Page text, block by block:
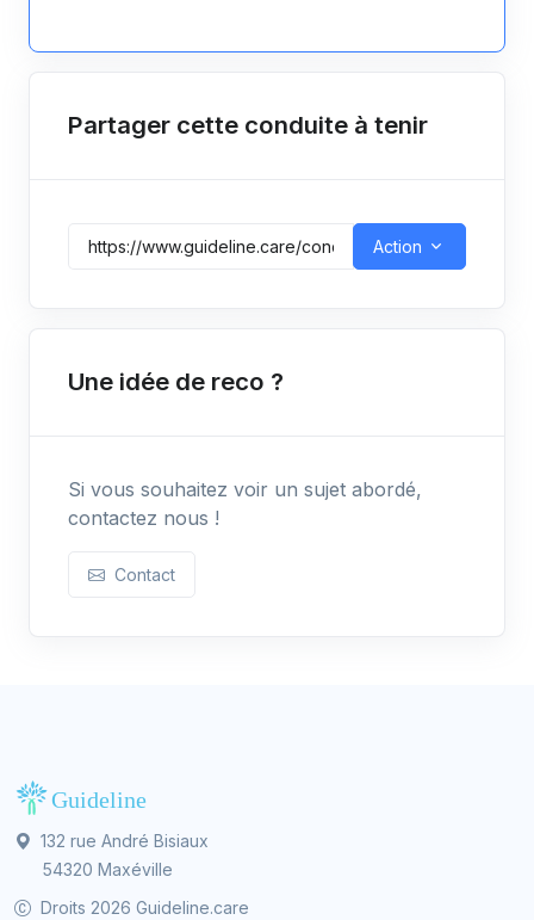
Partager cette conduite à tenir
Action
Une idée de reco ?
Si vous souhaitez voir un sujet abordé,
contactez nous !
Contact
132 rue André Bisiaux
54320 Maxéville
Droits 2026 Guideline.care